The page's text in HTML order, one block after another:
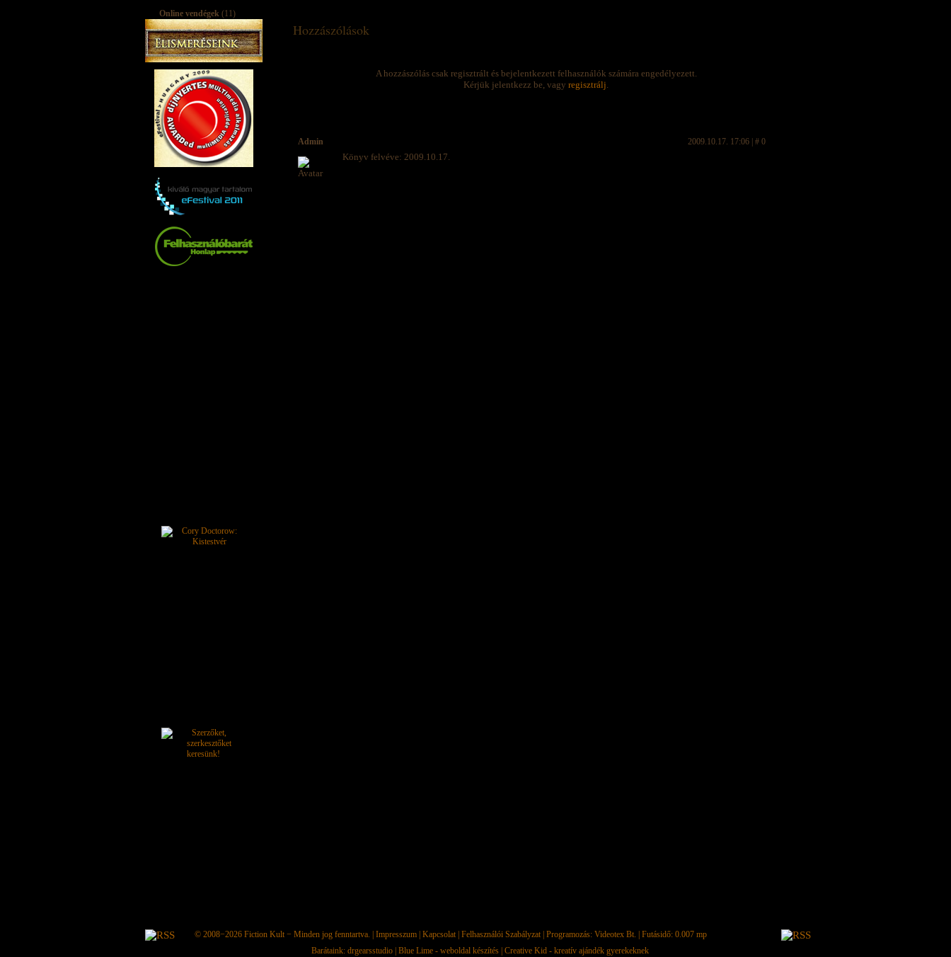
Online vendégek(11)
Hozzászólások
A hozzászólás csak regisztrált és bejelentkezett felhasználók számára engedélyezett.
Kérjük jelentkezz be, vagy regisztrálj.
Admin 2009.10.17. 17:06 | # 0
Könyv felvéve: 2009.10.17.
© 2008−2026 Fiction Kult− Minden jog fenntartva. | Impresszum| Kapcsolat| Felhasználói Szabályzat| Programozás: Videotex Bt. | Futásidő: 0.007 mp
Barátaink: drgearsstudio| Blue Lime - weboldal készítés| Creative Kid - kreatív ajándék gyerekeknek